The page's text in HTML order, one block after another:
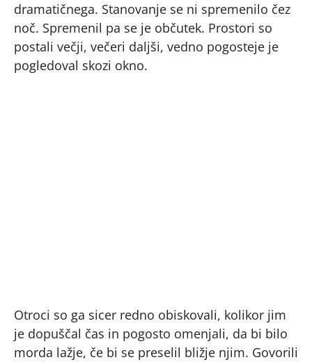
dramatičnega. Stanovanje se ni spremenilo čez
noč. Spremenil pa se je občutek. Prostori so
postali večji, večeri daljši, vedno pogosteje je
pogledoval skozi okno.
Otroci so ga sicer redno obiskovali, kolikor jim
je dopuščal čas in pogosto omenjali, da bi bilo
morda lažje, če bi se preselil bližje njim. Govorili